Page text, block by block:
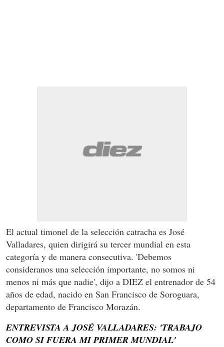
El actual timonel de la selección catracha es José
Valladares, quien dirigirá su tercer mundial en esta
categoría y de manera consecutiva. 'Debemos
consideranos una selección importante, no somos ni
menos ni más que nadie', dijo a DIEZ el entrenador de 54
años de edad, nacido en San Francisco de Soroguara,
departamento de Francisco Morazán.
ENTREVISTA A JOSÉ VALLADARES: 'TRABAJO
COMO SI FUERA MI PRIMER MUNDIAL'